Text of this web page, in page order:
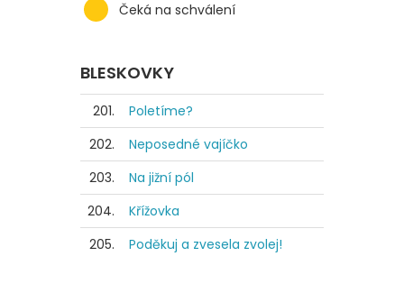
Čeká na schválení
BLESKOVKY
201.
Poletíme?
202.
Neposedné vajíčko
203.
Na jižní pól
204.
Křížovka
205.
Poděkuj a zvesela zvolej!